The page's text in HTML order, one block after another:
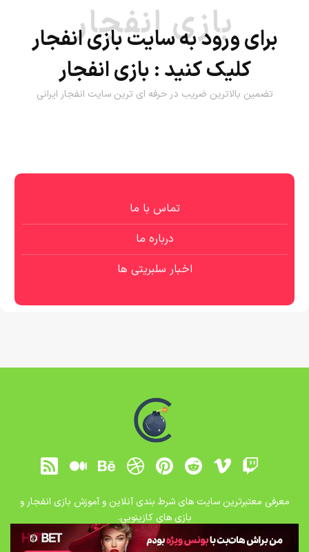
بازی انفجار
برای ورود به سایت بازی انفجار
کلیک کنید : بازی انفجار
تضمین بالاترین ضریب در حرفه ای ترین سایت انفجار ایرانی
تماس با ما
درباره ما
اخبار سلبریتی ها
معرفی معتبرترین سایت های شرط بندی آنلاین و آموزش بازی انفجار و
بازی های کازینویی.